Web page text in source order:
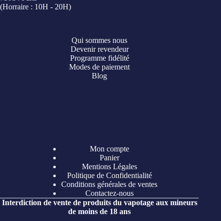
(Horraire : 10H - 20H)
Qui sommes nous
Devenir revendeur
Programme fidélité
Modes de paiement
Blog
Mon compte
Panier
Mentions Légales
Politique de Confidentialité
Conditions générales de ventes
Contactez-nous
Interdiction de vente de produits du vapotage aux mineurs
de moins de 18 ans